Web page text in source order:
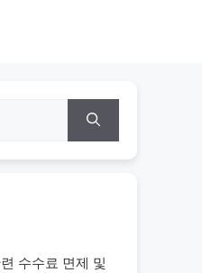
수수료 면제 및